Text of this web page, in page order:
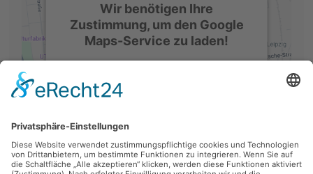
Wir benötigen Ihre
Zustimmung, um den Google
Maps-Service zu laden!
Drittanbieters, um Karteninhalte
Sie die Details durch und stimmen Sie
der Nutzung des Service zu, um diese
Karte anzuzeigen.